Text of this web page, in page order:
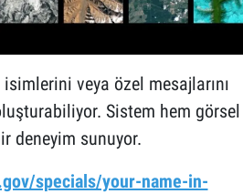
isimlerini veya özel mesajlarını
Sistem hem görsel
deneyim sunuyor.
specials/your-name-in-